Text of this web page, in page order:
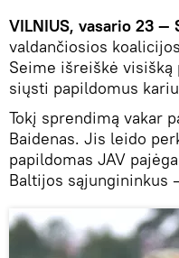
VILNIUS, vasario 23 —
valdančiosios
Seime išreiškė
siųsti papildomus
Tokį sprendimą vakar
Baidenas. Jis leido
papildomas JAV
Baltijos sąjungininkus